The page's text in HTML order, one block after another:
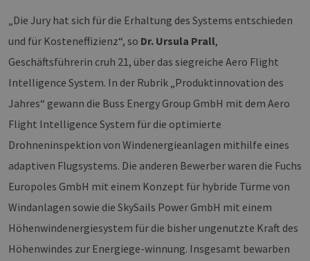
„Die Jury hat sich für die Erhaltung des Systems entschieden
und für Kosteneffizienz“, so Dr. Ursula Prall,
Geschäftsführerin cruh 21, über das siegreiche Aero Flight
Intelligence System. In der Rubrik „Produktinnovation des
Jahres“ gewann die Buss Energy Group GmbH mit dem Aero
Flight Intelligence System für die optimierte
Drohneninspektion von Windenergieanlagen mithilfe eines
adaptiven Flugsystems. Die anderen Bewerber waren die Fuchs
Europoles GmbH mit einem Konzept für hybride Türme von
Windanlagen sowie die SkySails Power GmbH mit einem
Höhenwindenergiesystem für die bisher ungenutzte Kraft des
Höhenwindes zur Energiege-winnung. Insgesamt bewarben